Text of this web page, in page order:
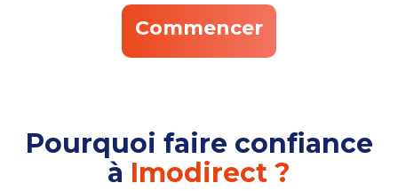
Commencer
Pourquoi faire confiance
à Imodirect ?